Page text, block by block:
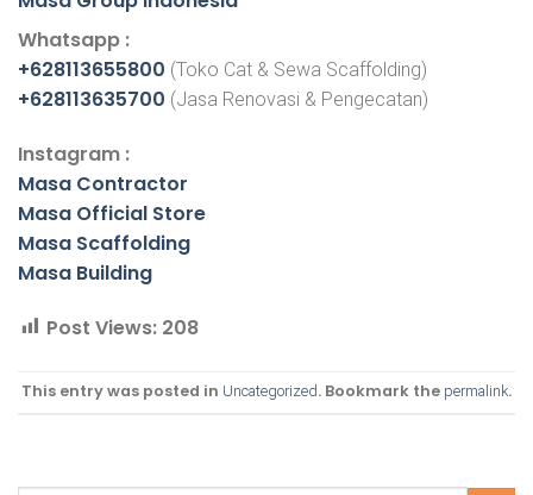
Whatsapp :
+628113655800 (Toko Cat & Sewa Scaffolding)
+628113635700 (Jasa Renovasi & Pengecatan)
Instagram :
Masa Contractor
Masa Official Store
Masa Scaffolding
Masa Building
Post Views: 208
This entry was posted in Uncategorized. Bookmark the permalink.